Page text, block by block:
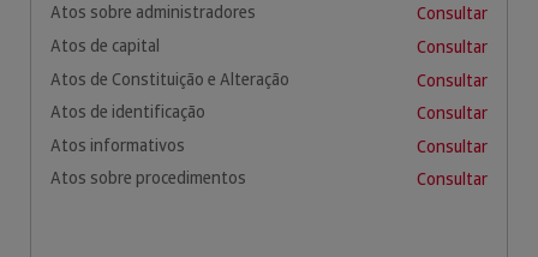
Atos sobre administradores
Consultar
Atos de capital
Consultar
Atos de Constituição e Alteração
Consultar
Atos de identificação
Consultar
Atos informativos
Consultar
Atos sobre procedimentos
Consultar